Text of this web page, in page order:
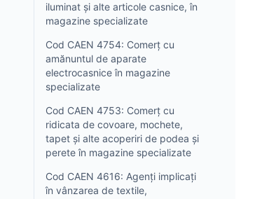
iluminat și alte articole casnice, în
magazine specializate
Cod CAEN 4754: Comerț cu
amănuntul de aparate
electrocasnice în magazine
specializate
Cod CAEN 4753: Comerț cu
ridicata de covoare, mochete,
tapet și alte acoperiri de podea și
perete în magazine specializate
Cod CAEN 4616: Agenți implicați
în vânzarea de textile,